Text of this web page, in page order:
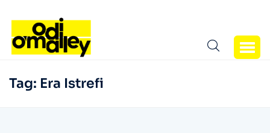
Tag: Era Istrefi